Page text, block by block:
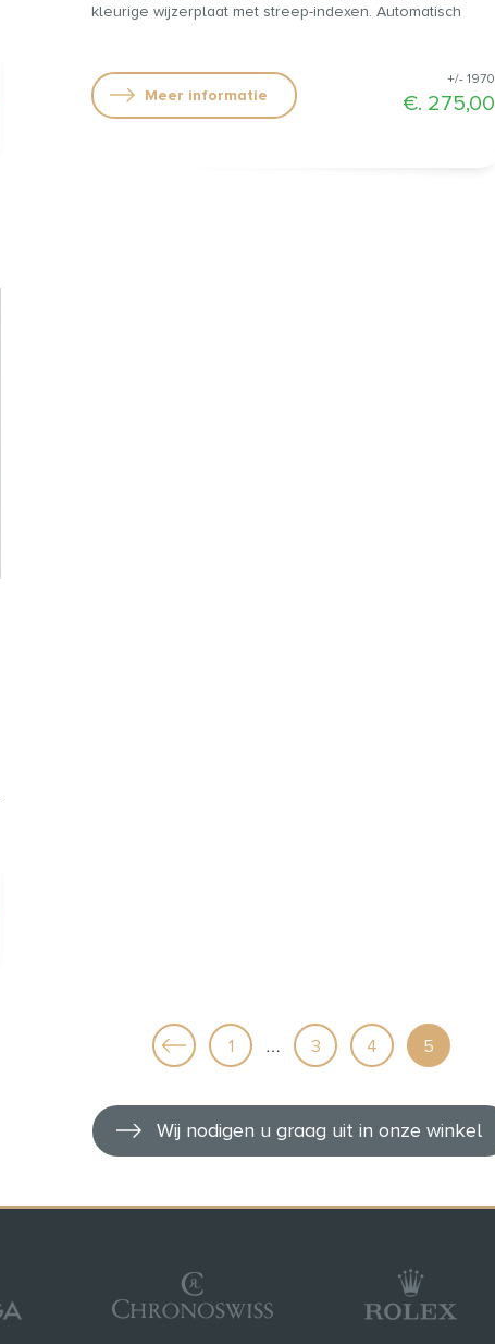
kleurige wijzerplaat met streep-indexen. Automatisch
+/- 1970
€. 275,00
Meer informatie
1 … 3 4 5
Wij nodigen u graag uit in onze winkel